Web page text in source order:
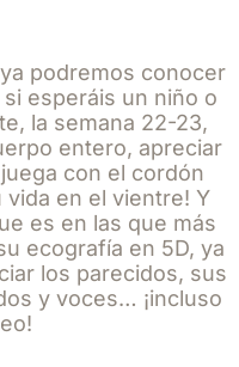
podremos conocer
esperáis un niño o
la semana 22-23,
entero, apreciar
con el cordón
vida en el vientre! Y
es en las que más
ecografía en 5D, ya
los parecidos, sus
y voces… ¡incluso